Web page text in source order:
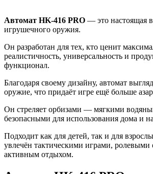
Автомат HK-416 PRO — это настоящая
игрушечного оружия.
Он разработан для тех, кто ценит
реалистичность, универсальность и
функционал.
Благодаря своему дизайну, автомат
оружие, что придаёт игре ещё больше
Он стреляет орбизами — мягкими
безопасными для использования дома и
Подходит как для детей, так и для
увлечён тактическими играми, ролевыми
активным отдыхом.